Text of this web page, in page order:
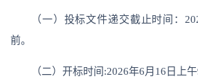
（一）投标文件递交截止时间：
前。
（二）开标时间:2026年6月16日上午